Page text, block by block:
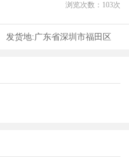
浏览次数： 103次
发货地:广东省深圳市福田区